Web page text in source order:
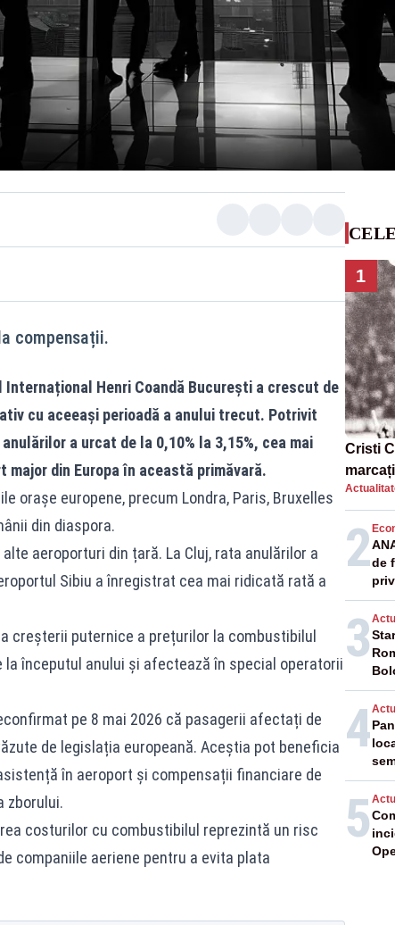
compensații.
Henri Coandă București a crescut de
cu aceeași perioadă a anului trecut. Potrivit
a urcat de la 0,10% la 3,15%, cea mai
din Europa în această primăvară.
orașe europene, precum Londra, Paris, Bruxelles
din diaspora.
aeroporturi din țară. La Cluj, rata anulărilor a
Sibiu a înregistrat cea mai ridicată rată a
creșterii puternice a prețurilor la combustibilul
începutul anului și afectează în special operatorii
pe 8 mai 2026 că pasagerii afectați de
de legislația europeană. Aceștia pot beneficia
în aeroport și compensații financiare de
zborului.
costurilor cu combustibilul reprezintă un risc
companiile aeriene pentru a evita plata
1
Cristi
„O
2de
3
4
5